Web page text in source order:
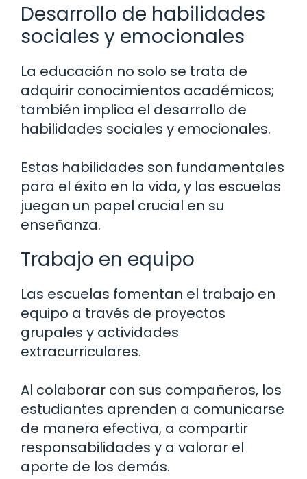
Desarrollo de habilidades
sociales y emocionales
La educación no solo se trata de
adquirir conocimientos académicos;
también implica el desarrollo de
habilidades sociales y emocionales.
Estas habilidades son fundamentales
para el éxito en la vida, y las escuelas
juegan un papel crucial en su
enseñanza.
Trabajo en equipo
Las escuelas fomentan el trabajo en
equipo a través de proyectos
grupales y actividades
extracurriculares.
Al colaborar con sus compañeros, los
estudiantes aprenden a comunicarse
de manera efectiva, a compartir
responsabilidades y a valorar el
aporte de los demás.